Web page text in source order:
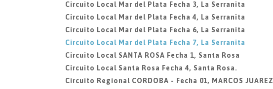
Circuito Local Mar del Plata Fecha 3, La Serranita
Circuito Local Mar del Plata Fecha 4, La Serranita
Circuito Local Mar del Plata Fecha 6, La Serranita
Circuito Local Mar del Plata Fecha 7, La Serranita
Circuito Local SANTA ROSA Fecha 1, Santa Rosa
Circuito Local Santa Rosa Fecha 4, Santa Rosa.
Circuito Regional CORDOBA - Fecha 01, MARCOS JUAREZ